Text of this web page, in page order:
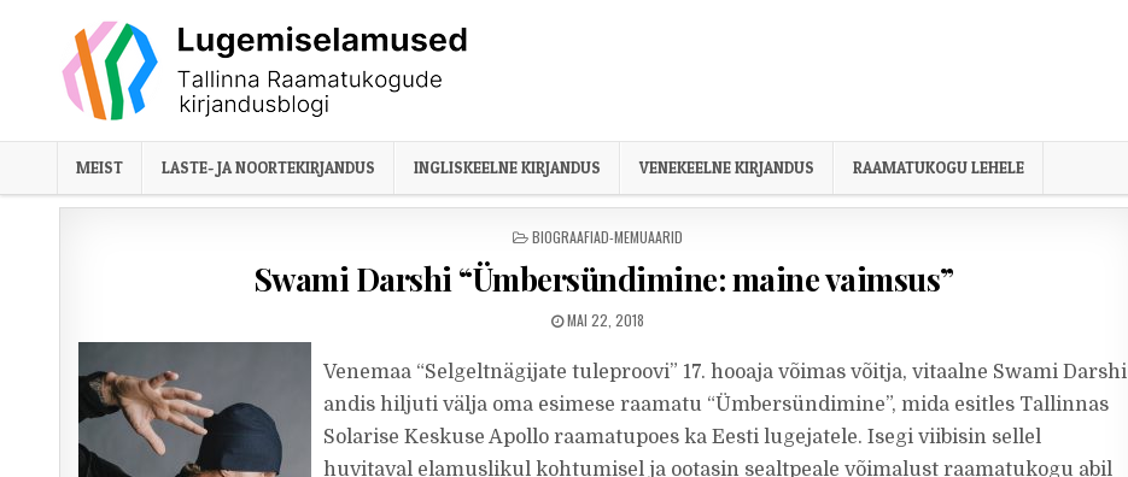
MEIST LASTE- JA NOORTEKIRJANDUS INGLISKEELNE KIRJANDUS VENEKEELNE KIRJANDUS RAAMATUKOGU LEHELE
POSTED IN
BIOGRAAFIAD-MEMUAARID
Swami Darshi “Ümbersündimine: maine vaimsus”
PUBLISHED DATE:
MAI 22, 2018
Venemaa “Selgeltnägijate tuleproovi” 17. hooaja võimas võitja, vitaalne Swami Darshi
andis hiljuti välja oma esimese raamatu “Ümbersündimine”, mida esitles Tallinnas
Solarise Keskuse Apollo raamatupoes ka Eesti lugejatele. Isegi viibisin sellel
huvitaval elamuslikul kohtumisel ja ootasin sealtpeale võimalust raamatukogu abil